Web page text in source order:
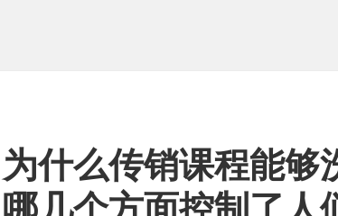
为什么传销课程能够